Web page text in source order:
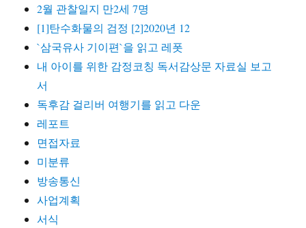
2월 관찰일지 만2세 7명
[1]탄수화물의 검정 [2]2020년 12
`삼국유사 기이편`을 읽고 레폿
내 아이를 위한 감정코칭 독서감상문 자료실 보고
서
독후감 걸리버 여행기를 읽고 다운
레포트
면접자료
미분류
방송통신
사업계획
서식